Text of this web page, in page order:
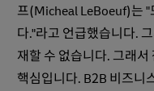
프(Micheal LeBoeuf)는 "
다."라고 언급했습니다.
재할 수 없습니다. 그래
핵심입니다. B2B 비즈니